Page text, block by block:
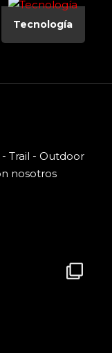
Tecnología
Trail - Outdoor
nosotros